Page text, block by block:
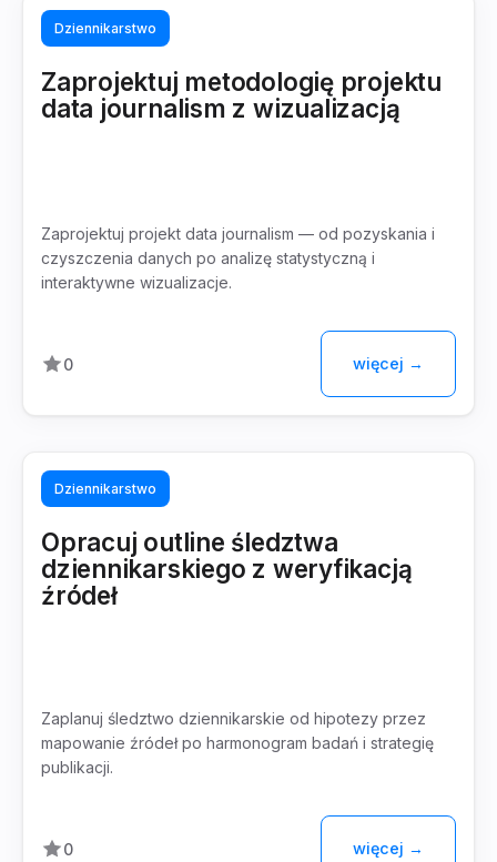
Dziennikarstwo
Zaprojektuj metodologię projektu
data journalism z wizualizacją
Zaprojektuj projekt data journalism — od pozyskania i
czyszczenia danych po analizę statystyczną i
interaktywne wizualizacje.
0 więcej →
Dziennikarstwo
Opracuj outline śledztwa
dziennikarskiego z weryfikacją
źródeł
Zaplanuj śledztwo dziennikarskie od hipotezy przez
mapowanie źródeł po harmonogram badań i strategię
publikacji.
0 więcej →